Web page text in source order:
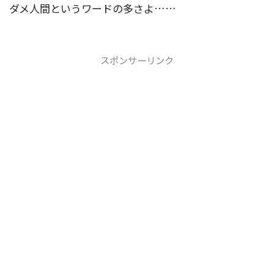
ダメ人間というワードの多さよ……
スポンサーリンク